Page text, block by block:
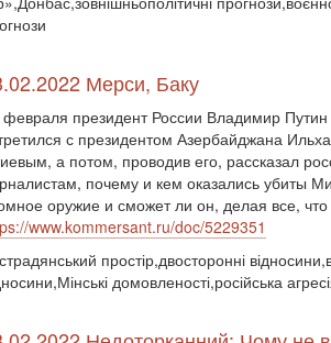
Мерси, Баку
президент России Владимир
с президентом Азербайджана
а потом, проводив его, рассказал
почему и кем оказались убиты
оружие и сможет ли он, делая все,
www.kommersant.ru/doc/5229351
простір,двосторонні
домовленості,російська